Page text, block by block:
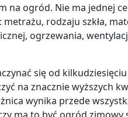
na ogród. Nie ma jednej
rodzaju szkła,
ogrzewania,
się od
na znacznie wyższych
wynika przede